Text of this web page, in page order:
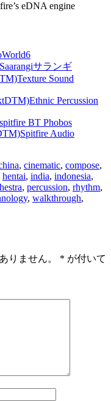
eDNA engine
サランギ
Sound
DTM)Ethnic Percussion
BT Phobos
Audio
, cinematic, compose,
hentai, india, indonesia,
, percussion, rhythm,
, walkthrough,
りません。 * が付いて